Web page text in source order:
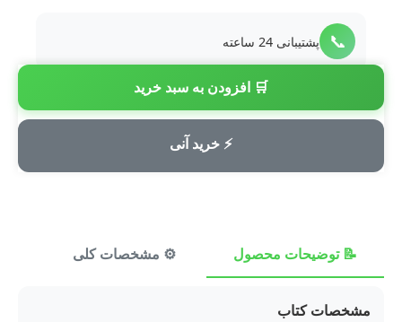
🛒 افزودن به سبد خرید
⚡ خرید آنی
📞 پشتیبانی 24 ساعته
💳 پرداخت امن
📝 توضیحات محصول ⚙️ مشخصات کلی
مشخصات کتاب